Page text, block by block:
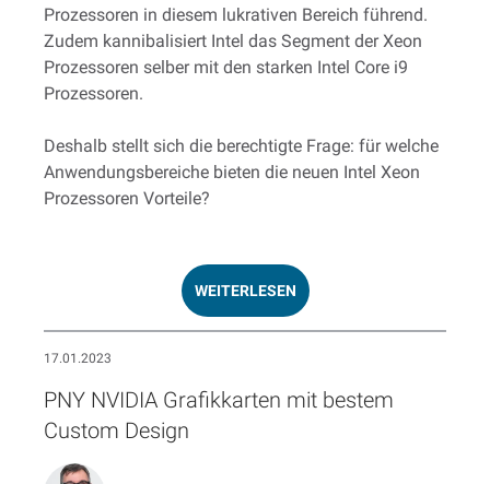
Prozessoren in diesem lukrativen Bereich führend.
Zudem kannibalisiert Intel das Segment der Xeon
Prozessoren selber mit den starken Intel Core i9
Prozessoren.
Deshalb stellt sich die berechtigte Frage: für welche
Anwendungsbereiche bieten die neuen Intel Xeon
Prozessoren Vorteile?
WEITERLESEN
17.01.2023
PNY NVIDIA Grafikkarten mit bestem
Custom Design